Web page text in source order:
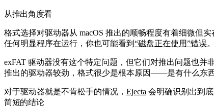
从推出角度看
格式选择对驱动器从 macOS 推出的顺畅程度有着细微但
任何明显程序在运行，你也可能看到 “磁盘正在使用”错误
exFAT 驱动器没有这个特定问题，但它们对推出问题也
推出的驱动器较劲，格式很少是根本原因——是有什么东
对于驱动器就是不肯松手的情况， Ejecta 会明确识别出到
简短的结论